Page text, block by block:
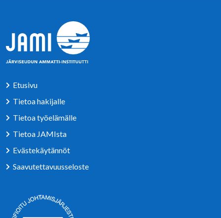
Etusivu
Tietoa hakijalle
Tietoa työelämälle
Tietoa JAMIsta
Evästekäytännöt
Saavutettavuusseloste